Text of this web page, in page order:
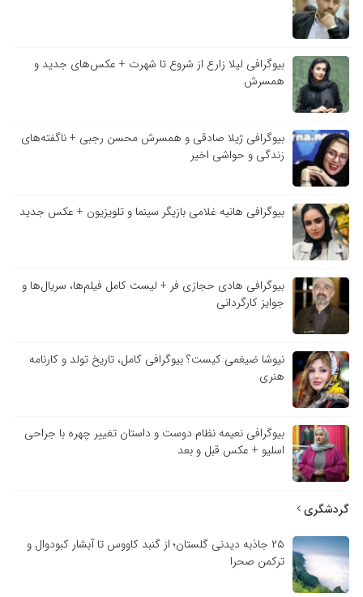
بیوگرافی لیلا زارع از شروع تا شهرت + عکس‌های جدید و
همسرش
بیوگرافی ژیلا صادقی و همسرش محسن رجبی + ناگفته‌های
زندگی و حواشی اخیر
بیوگرافی هانیه غلامی بازیگر سینما و تلویزیون + عکس جدید
بیوگرافی هادی حجازی فر + لیست کامل فیلم‌ها، سریال‌ها و
جوایز کارگردانی
نیوشا ضیغمی کیست؟ بیوگرافی کامل، تاریخ تولد و کارنامه
هنری
بیوگرافی نعیمه نظام دوست و داستان تغییر چهره با جراحی
اسلیو + عکس قبل و بعد
۲۵ جاذبه دیدنی گلستان؛ از گنبد کاووس تا آبشار کبودوال و
ترکمن صحرا